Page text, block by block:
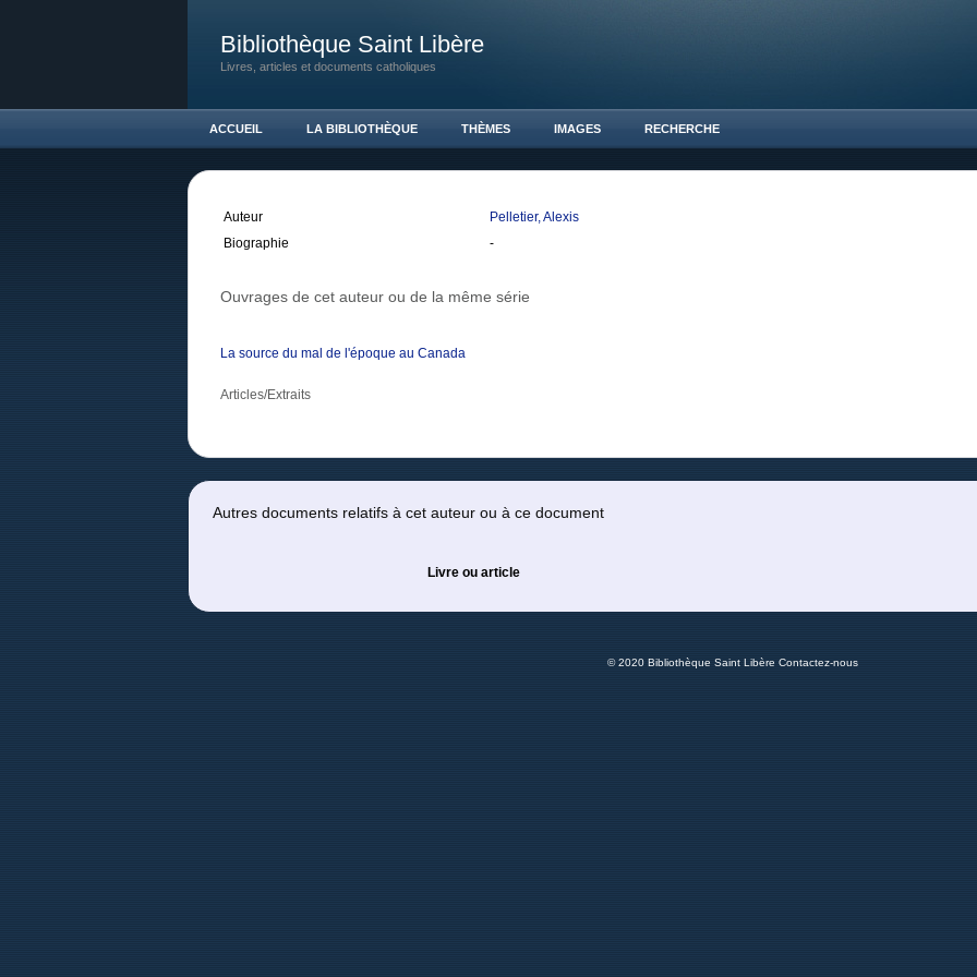
Bibliothèque Saint Libère
Livres, articles et documents catholiques
ACCUEIL LA BIBLIOTHÈQUE THÈMES IMAGES RECHERCHE
Auteur
Pelletier, Alexis
Biographie
-
Ouvrages de cet auteur ou de la même série
La source du mal de l'époque au Canada
Articles/Extraits
Autres documents relatifs à cet auteur ou à ce document
Livre ou article
© 2020 Bibliothèque Saint Libère Contactez-nous